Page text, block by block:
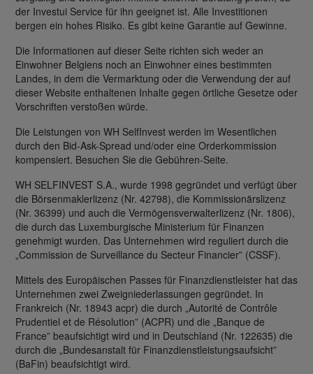
der Investui Service für ihn geeignet ist. Alle Investitionen
bergen ein hohes Risiko. Es gibt keine Garantie auf Gewinne.
Die Informationen auf dieser Seite richten sich weder an
Einwohner Belgiens noch an Einwohner eines bestimmten
Landes, in dem die Vermarktung oder die Verwendung der auf
dieser Website enthaltenen Inhalte gegen örtliche Gesetze oder
Vorschriften verstoßen würde.
Die Leistungen von WH SelfInvest werden im Wesentlichen
durch den Bid-Ask-Spread und/oder eine Orderkommission
kompensiert. Besuchen Sie die Gebühren-Seite.
WH SELFINVEST S.A., wurde 1998 gegründet und verfügt über
die Börsenmaklerlizenz (Nr. 42798), die Kommissionärslizenz
(Nr. 36399) und auch die Vermögensverwalterlizenz (Nr. 1806),
die durch das Luxemburgische Ministerium für Finanzen
genehmigt wurden. Das Unternehmen wird reguliert durch die
„Commission de Surveillance du Secteur Financier” (CSSF).
Mittels des Europäischen Passes für Finanzdienstleister hat das
Unternehmen zwei Zweigniederlassungen gegründet. In
Frankreich (Nr. 18943 acpr) die durch „Autorité de Contrôle
Prudentiel et de Résolution” (ACPR) und die „Banque de
France” beaufsichtigt wird und in Deutschland (Nr. 122635) die
durch die „Bundesanstalt für Finanzdienstleistungsaufsicht”
(BaFin) beaufsichtigt wird.